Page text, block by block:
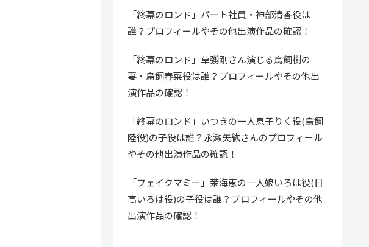
「終幕のロンド」パート社員・神部清香役は
誰？プロフィールやその他出演作品の確認！
「終幕のロンド」草彅剛さん演じる鳥飼樹の
妻・鳥飼春菜役は誰？プロフィールやその他出
演作品の確認！
「終幕のロンド」いつきの一人息子りく役(鳥飼
陸役)の子役は誰？永瀬矢紘さんのプロフィール
やその他出演作品の確認！
「フェイクマミー」茉海恵の一人娘いろは役(日
高いろは役)の子役は誰？プロフィールやその他
出演作品の確認！